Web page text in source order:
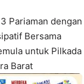
Pariaman dengan
Bersama
untuk Pilkada
Barat